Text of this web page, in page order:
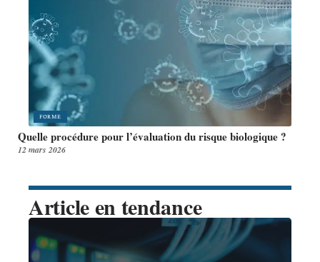
FORME
Quelle procédure pour l’évaluation du risque biologique ?
12 mars 2026
Article en tendance